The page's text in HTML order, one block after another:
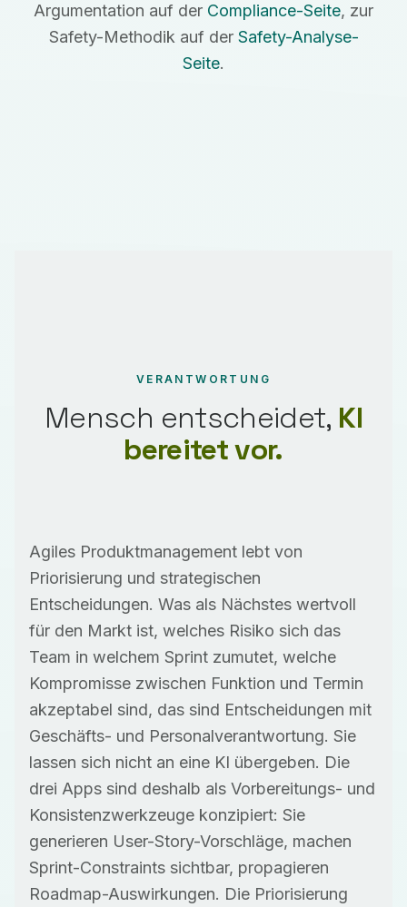
Argumentation auf der Compliance-Seite, zur
Safety-Methodik auf der Safety-Analyse-
Seite.
VERANTWORTUNG
Mensch entscheidet, KI
bereitet vor.
Agiles Produktmanagement lebt von
Priorisierung und strategischen
Entscheidungen. Was als Nächstes wertvoll
für den Markt ist, welches Risiko sich das
Team in welchem Sprint zumutet, welche
Kompromisse zwischen Funktion und Termin
akzeptabel sind, das sind Entscheidungen mit
Geschäfts- und Personalverantwortung. Sie
lassen sich nicht an eine KI übergeben. Die
drei Apps sind deshalb als Vorbereitungs- und
Konsistenzwerkzeuge konzipiert: Sie
generieren User-Story-Vorschläge, machen
Sprint-Constraints sichtbar, propagieren
Roadmap-Auswirkungen. Die Priorisierung